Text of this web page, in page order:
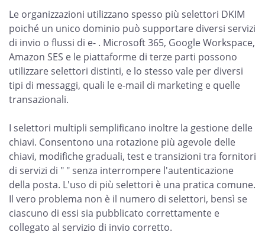
Le organizzazioni utilizzano spesso più selettori DKIM
poiché un unico dominio può supportare diversi servizi
di invio o flussi di e- . Microsoft 365, Google Workspace,
Amazon SES e le piattaforme di terze parti possono
utilizzare selettori distinti, e lo stesso vale per diversi
tipi di messaggi, quali le e-mail di marketing e quelle
transazionali.
I selettori multipli semplificano inoltre la gestione delle
chiavi. Consentono una rotazione più agevole delle
chiavi, modifiche graduali, test e transizioni tra fornitori
di servizi di " " senza interrompere l'autenticazione
della posta. L'uso di più selettori è una pratica comune.
Il vero problema non è il numero di selettori, bensì se
ciascuno di essi sia pubblicato correttamente e
collegato al servizio di invio corretto.